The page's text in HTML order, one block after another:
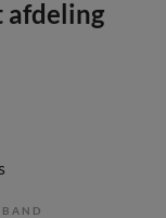
afdeling